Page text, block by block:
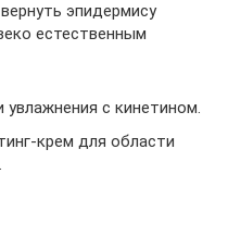
эпидермису
естественным
увлажнения с кинетином.
крем для области